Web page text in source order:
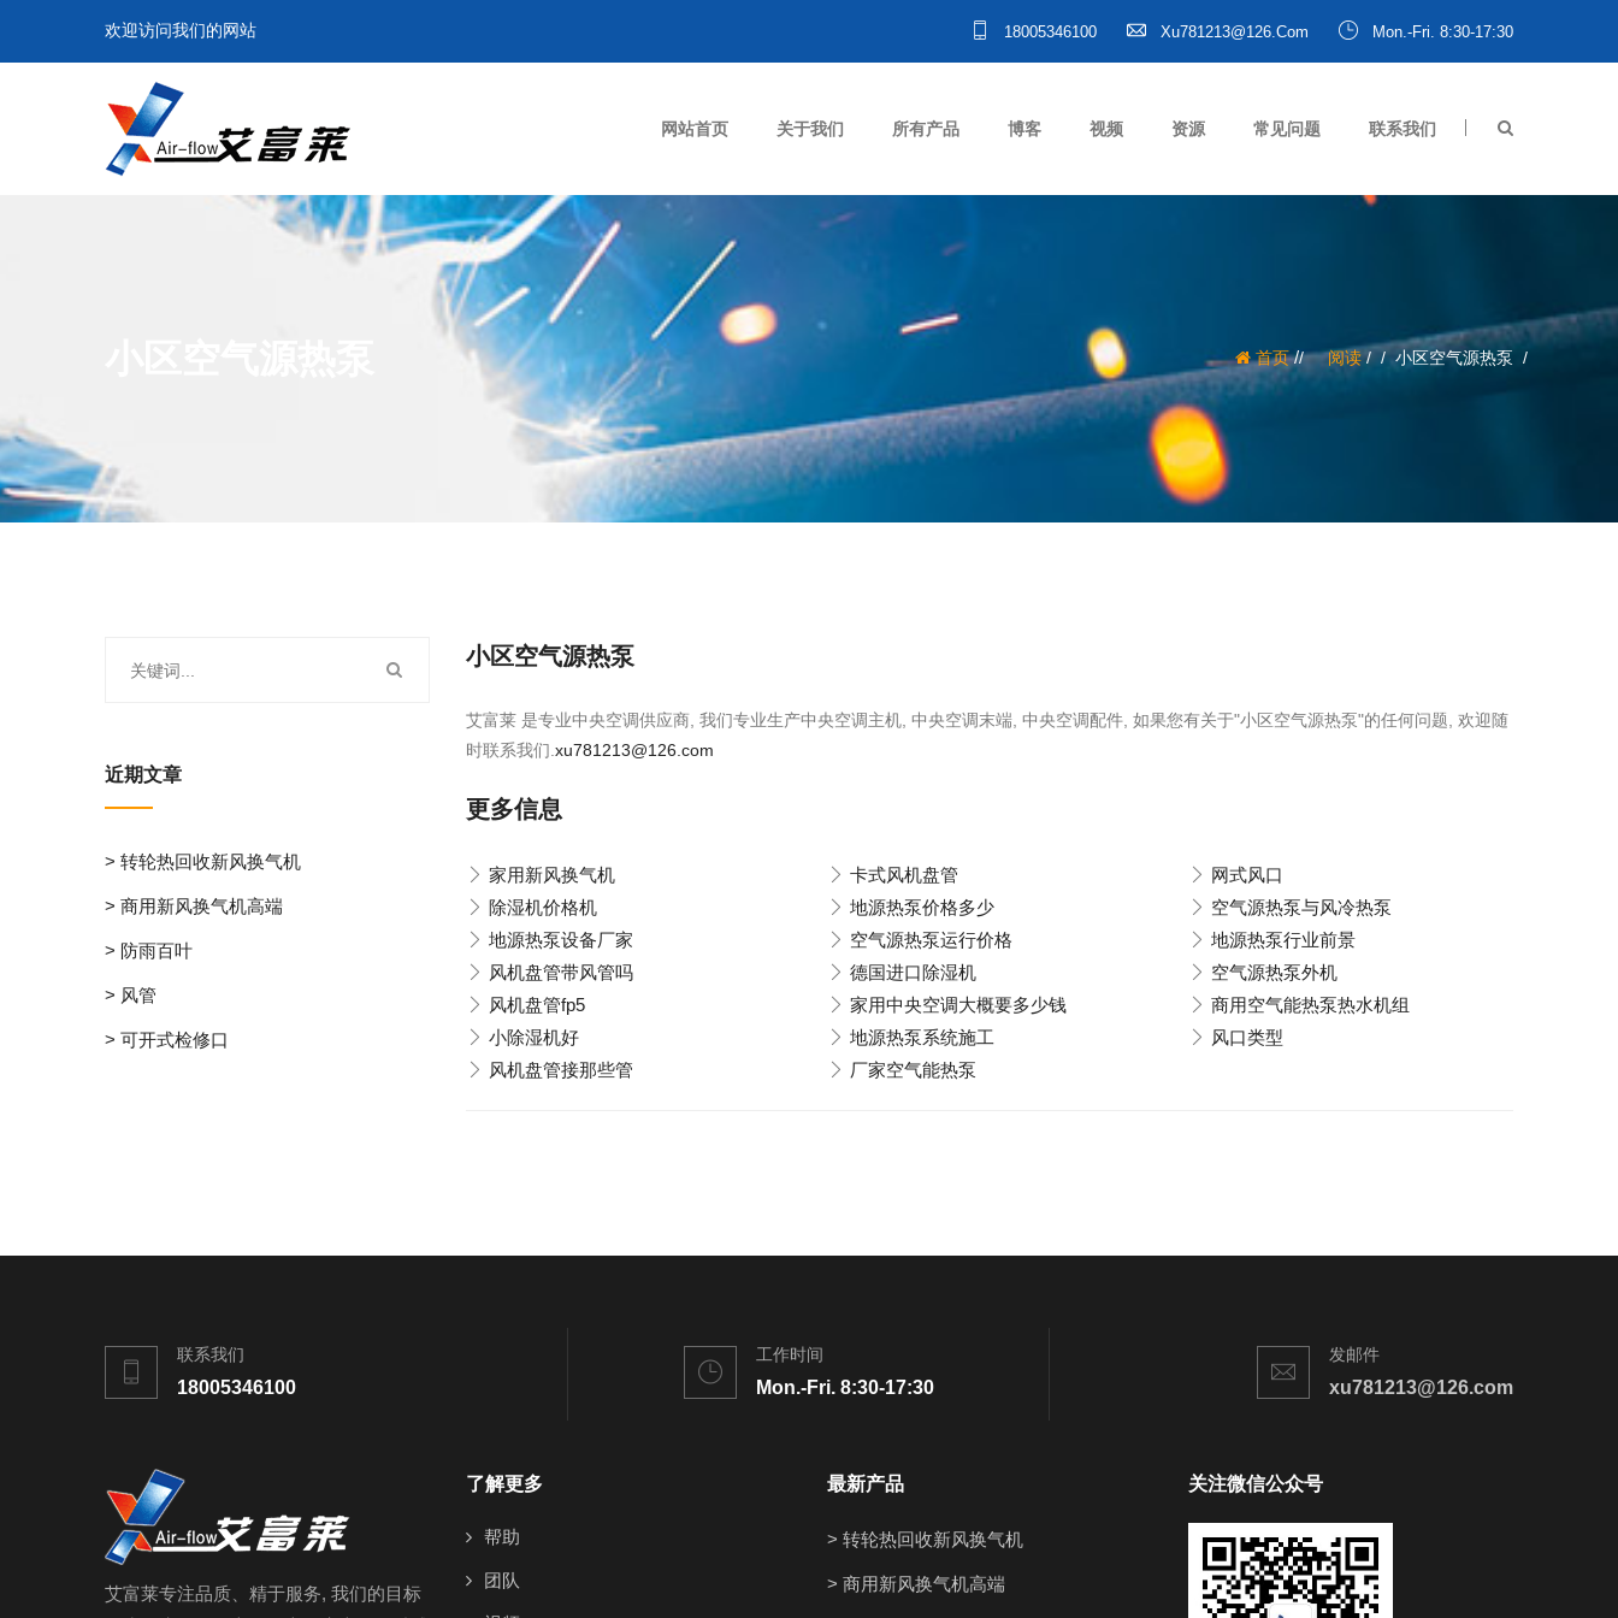
欢迎访问我们的网站 18005346100 Xu781213@126.com Mon.-Fri. 8:30-17:30
网站首页 关于我们 所有产品 博客 视频 资源 常见问题 联系我们
首页/ 阅读/ 小区空气源热泵
小区空气源热泵
艾富莱 是专业中央空调供应商, 我们专业生产中央空调主机, 中央空调末端, 中央空调配件, 如果您有关于"小区空气源热泵"的任何问题, 欢迎随
时联系我们. xu781213@126.com
更多信息
家用新风换气机 卡式风机盘管
网式风口
除湿机价格机
地源热泵价格多少
空气源热泵与风冷热泵
地源热泵设备厂家
空气源热泵运行价格
地源热泵行业前景
风机盘管带风管吗
德国进口除湿机
空气源热泵外机
风机盘管fp5
家用中央空调大概要多少钱
商用空气能热泵热水机组
小除湿机好
地源热泵系统施工
风口类型
风机盘管接那些管
厂家空气能热泵
近期文章
> 转轮热回收新风换气机
> 商用新风换气机高端
> 防雨百叶
> 风管
> 可开式检修口
联系我们
18005346100
工作时间
Mon.-Fri. 8:30-17:30
发邮件
xu781213@126.com
艾富莱专注品质、精于服务, 我们的目标
了解更多
帮助
团队
最新产品
> 转轮热回收新风换气机
> 商用新风换气机高端
关注微信公众号